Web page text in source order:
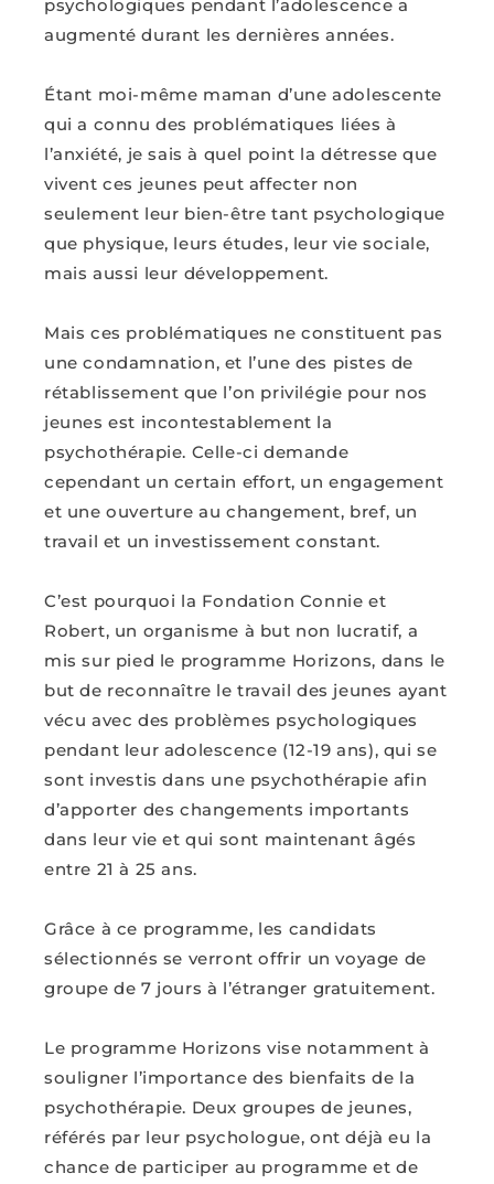
psychologiques pendant l’adolescence a
augmenté durant les dernières années.
Étant moi-même maman d’une adolescente
qui a connu des problématiques liées à
l’anxiété, je sais à quel point la détresse que
vivent ces jeunes peut affecter non
seulement leur bien-être tant psychologique
que physique, leurs études, leur vie sociale,
mais aussi leur développement.
Mais ces problématiques ne constituent pas
une condamnation, et l’une des pistes de
rétablissement que l’on privilégie pour nos
jeunes est incontestablement la
psychothérapie. Celle-ci demande
cependant un certain effort, un engagement
et une ouverture au changement, bref, un
travail et un investissement constant.
C’est pourquoi la Fondation Connie et
Robert, un organisme à but non lucratif, a
mis sur pied le programme Horizons, dans le
but de reconnaître le travail des jeunes ayant
vécu avec des problèmes psychologiques
pendant leur adolescence (12-19 ans), qui se
sont investis dans une psychothérapie afin
d’apporter des changements importants
dans leur vie et qui sont maintenant âgés
entre 21 à 25 ans.
Grâce à ce programme, les candidats
sélectionnés se verront offrir un voyage de
groupe de 7 jours à l’étranger gratuitement.
Le programme Horizons vise notamment à
souligner l’importance des bienfaits de la
psychothérapie. Deux groupes de jeunes,
référés par leur psychologue, ont déjà eu la
chance de participer au programme et de